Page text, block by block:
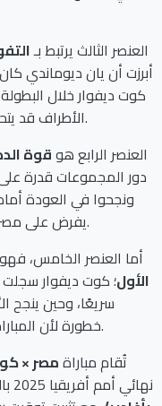
العنصر الثالث يرتبط بـ
أبرزت أن يان ديوماندي
كوت ديفوار خلال
الأطراف قد يتحول في لحظة إلى اختراق أو عرضية خطرة.
العنصر الرابع هوقوة
دور المجموعات قدرة على
ونجحوا في العودة أمام
يفرض على مصر الحفاظ على التركيز حتى الدقائق الأخيرة.
أما العنصر الخامس، فهو
الأول؛ كوت ديفوار سجلت
سريعًا، وحين
خطورة لأن المباراة تفتح مساحات إضافية أمام انطلاقاتهم.
تُقام مباراةمصر ×
نهائي أمم أفريقيا 2025 بالمغرب، على